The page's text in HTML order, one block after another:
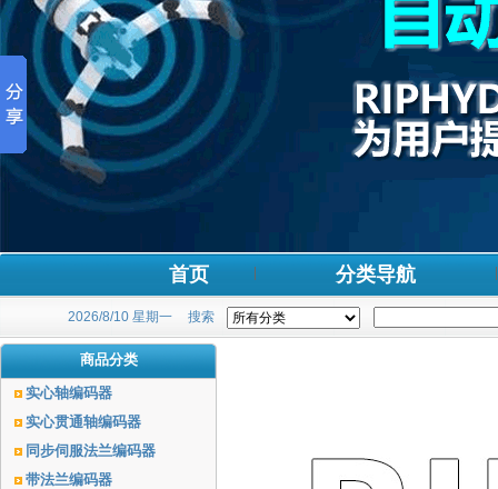
首页 分类导航
2026/8/10 星期一 搜索
商品分类
实心轴编码器
实心贯通轴编码器
同步伺服法兰编码器
带法兰编码器